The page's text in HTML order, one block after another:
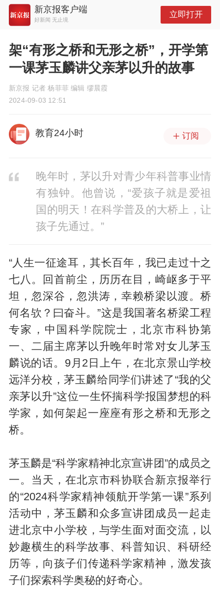
新京报客户端
好新闻 无止境
立即打开
架“有形之桥和无形之桥”，开学第
一课茅玉麟讲父亲茅以升的故事
新京报 记者 杨菲菲 编辑 缪晨霞
2024-09-03 12:51
教育24小时 订阅
晚年时，茅以升对青少年科普事业情
有独钟。他曾说，“爱孩子就是爱祖
国的明天！在科学普及的大桥上，让
孩子先通过。”
“人生一征途耳，其长百年，我已走过十之
七八。回首前尘，历历在目，崎岖多于平
坦，忽深谷，忽洪涛，幸赖桥梁以渡。桥
何名欤？曰奋斗。”这是我国著名桥梁工程
专家，中国科学院院士，北京市科协第
一、二届主席茅以升晚年时常对女儿茅玉
麟说的话。9月2日上午，在北京景山学校
远洋分校，茅玉麟给同学们讲述了“我的父
亲茅以升”这位一生怀揣科学报国梦想的科
学家，如何架起一座座有形之桥和无形之
桥。
茅玉麟是“科学家精神北京宣讲团”的成员之
一。当天，在北京市科协联合新京报举行
的“2024科学家精神领航开学第一课”系列
活动中，茅玉麟和众多宣讲团成员一起走
进北京中小学校，与学生面对面交流，以
妙趣横生的科学故事、科普知识、科研经
历等，向孩子们传递科学家精神，激发孩
子们探索科学奥秘的好奇心。